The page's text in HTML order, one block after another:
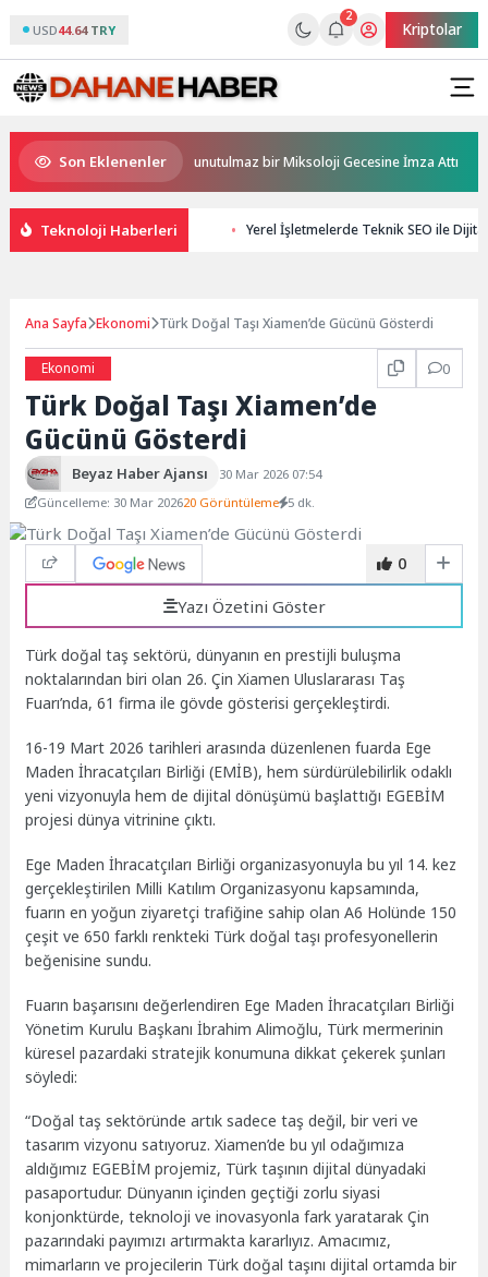
USD44.64 TRY
2
Kriptolar
Son Eklenenler
bar Panda & Sons ile unutulmaz bir Miksoloji Gecesine İmza Attı
Teknoloji Haberleri Yerel İşletmelerde Teknik SEO ile
Ana Sayfa Ekonomi Türk Doğal Taşı Xiamen’de Gücünü Gösterdi
Ekonomi 0
Türk Doğal Taşı Xiamen’de
Gücünü Gösterdi
Beyaz Haber Ajansı
30 Mar 2026 07:54
Güncelleme: 30 Mar 202620 Görüntüleme 5 dk.
0
Yazı Özetini Göster
Türk doğal taş sektörü, dünyanın en prestijli buluşma
noktalarından biri olan 26. Çin Xiamen Uluslararası Taş
Fuarı’nda, 61 firma ile gövde gösterisi gerçekleştirdi.
16-19 Mart 2026 tarihleri arasında düzenlenen fuarda Ege
Maden İhracatçıları Birliği (EMİB), hem sürdürülebilirlik odaklı
yeni vizyonuyla hem de dijital dönüşümü başlattığı EGEBİM
projesi dünya vitrinine çıktı.
Ege Maden İhracatçıları Birliği organizasyonuyla bu yıl 14. kez
gerçekleştirilen Milli Katılım Organizasyonu kapsamında,
fuarın en yoğun ziyaretçi trafiğine sahip olan A6 Holünde 150
çeşit ve 650 farklı renkteki Türk doğal taşı profesyonellerin
beğenisine sundu.
Fuarın başarısını değerlendiren Ege Maden İhracatçıları Birliği
Yönetim Kurulu Başkanı İbrahim Alimoğlu, Türk mermerinin
küresel pazardaki stratejik konumuna dikkat çekerek şunları
söyledi:
“Doğal taş sektöründe artık sadece taş değil, bir veri ve
tasarım vizyonu satıyoruz. Xiamen’de bu yıl odağımıza
aldığımız EGEBİM projemiz, Türk taşının dijital dünyadaki
pasaportudur. Dünyanın içinden geçtiği zorlu siyasi
konjonktürde, teknoloji ve inovasyonla fark yaratarak Çin
pazarındaki payımızı artırmakta kararlıyız. Amacımız,
mimarların ve projecilerin Türk doğal taşını dijital ortamda bir